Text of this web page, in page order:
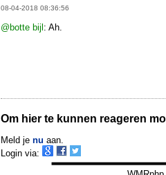
08-04-2018 08:36:56
@botte bijl : Ah.
Om hier te kunnen reageren
Meld je nu aan.
Login via: